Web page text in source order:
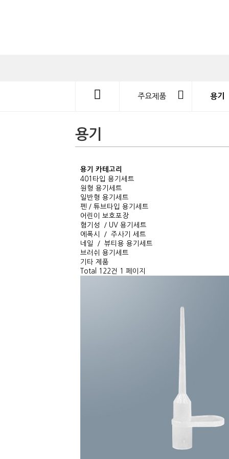
주요제품 용기
용기
용기 카테고리
401타입 용기세트
원형 용기세트
일반형 용기세트
펜／튜브타입 용기세트
어린이 보호포장
혐기성 ／UV 용기세트
에폭시 ／ 주사기 세트
네일 ／ 뷰티용 용기세트
브러쉬 용기세트
기타 제품
Total 122건 1 페이지